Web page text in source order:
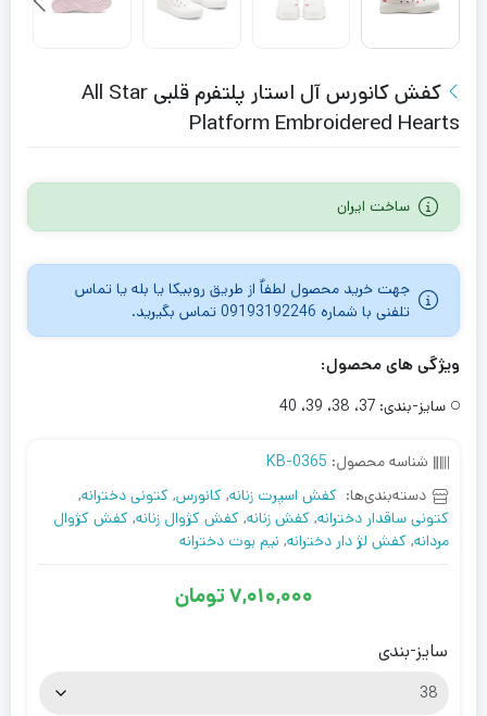
کفش کانورس آل استار پلتفرم قلبی All Star
Platform Embroidered Hearts
ساخت ایران
جهت خرید محصول لطفاٌ از طریق روبیکا یا بله یا تماس
تلفنی با شماره 09193192246 تماس بگیرید.
ویژگی های محصول:
سایز-بندی: 37، 38، 39، 40
شناسه محصول: KB-0365
دسته‌بندی‌ها: کفش اسپرت زنانه, کانورس, کتونی دخترانه,
کتونی ساقدار دخترانه, کفش زنانه, کفش کژوال زنانه, کفش کژوال
مردانه, کفش لژ دار دخترانه, نیم بوت دخترانه
7,010,000تومان
سایز-بندی